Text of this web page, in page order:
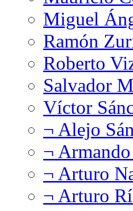
Miguel
Ramón
Roberto
Salvador
Víctor
¬ Alejo
¬
¬ Arturo
¬ Arturo